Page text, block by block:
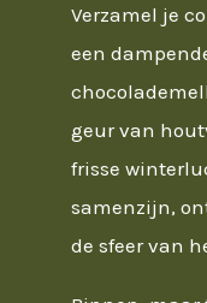
Verzamel je
een
geur van
frisse
samenzijn,
de sfeer van